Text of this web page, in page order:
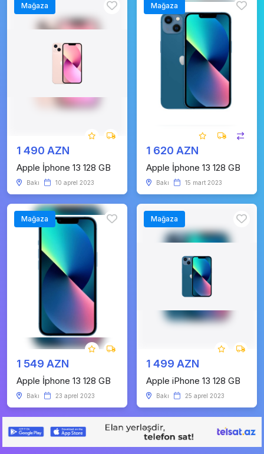
Mağaza
1 490 AZN
Apple İphone 13 128 GB
Bakı 10 aprel 2023
Mağaza
1 620 AZN
Apple İphone 13 128 GB
Bakı 15 mart 2023
Mağaza
1 549 AZN
Apple İphone 13 128 GB
Bakı 23 aprel 2023
Mağaza
1 499 AZN
Apple iPhone 13 128 GB
Bakı 25 aprel 2023